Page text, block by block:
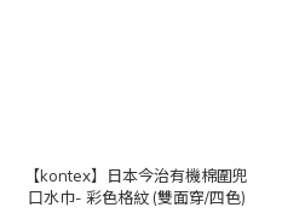
【kontex】日本今治有機棉圍兜
口水巾- 彩色格紋 (雙面穿/四色)